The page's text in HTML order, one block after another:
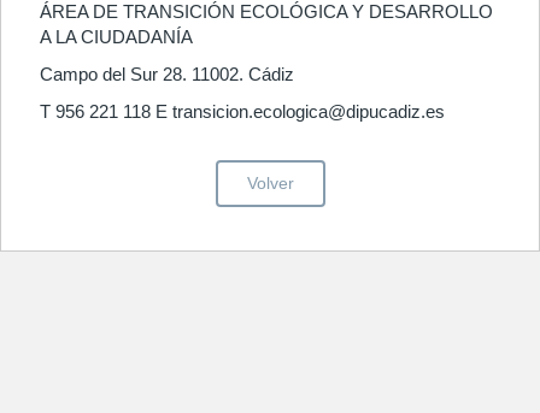
ÁREA DE TRANSICIÓN ECOLÓGICA Y DESARROLLO
A LA CIUDADANÍA
Campo del Sur 28. 11002. Cádiz
T 956 221 118 E transicion.ecologica@dipucadiz.es
Volver